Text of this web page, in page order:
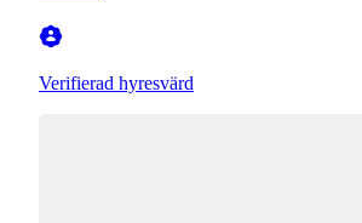
Verifierad hyresvärd